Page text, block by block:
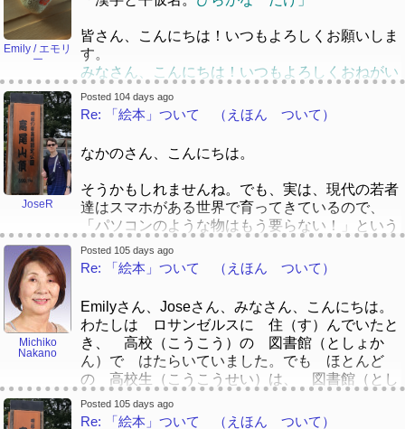
ありがとうございました！エモリーさんも引き続
き本を読んで挑戦しましょう！
が 一番（いちばん） 好（す）きです！
日本（にほん）の 図書館（としょかん）では
働（はたら）いていませんが、 図書館（としょ
かん）には よく 行（い）きました。図書館
（としょかんや 本（ほん）の ある ところ
が 大好（だいす）きです。
Emily / エモリ
ー
皆さん、こんにちは！いつもよろしくお願いしま
す。
みなさん、こんにちは！いつもよろしくおねがい
します。
わたしは ロサンゼルスに 住（す）んで
いたとき、 高校（こうこう）の 図書館（とし
ょかん）で はたらいていました。
中野先生、すごいです！何年ごろでしたか。いま
でロサンゼルス近いうちに住んでいます。七年前
にカリフォルニアに引っ越しました。カリフォル
ニアはどうでしたか。
なかのせんせい、すごいです！なんねんごろ で
すんでいます。ななねん まえに かりふぉるに
あ に ひっこしました。かりふぉるにあは ど
うでしたか。
いままだ、たくさん子どもは乗り物の本を大好き
です。「ふへんのり」ですね～ 😄
いままだ、たくさん こどもは のりもの のほ
JoseR
Posted 104 days ago
Re: 「絵本」ついて （えほん ついて）
なかのさん、こんにちは。
そうかもしれませんね。でも、実は、現代の若者
達はスマホがある世界で育ってきているので、
「パソコンのような物はもう要らない！」という
考えが流行っていると思います。大学を卒業した
頃に、「最近、パソコンを使った事がない入学生
が多くなりましたね」と教授から聞きました。ス
マホだけで色々なことができるようになりました
からかもしれませんね。
平仮名：
そう かもしれません ね。 でも、 じつ
は、げんだい の わかものたち は スマホ
が ある せかい で そだってきている の
Michiko
Nakano
Posted 105 days ago
Re: 「絵本」ついて （えほん ついて）
Emilyさん、Joseさん、みなさん、こんにちは。
わたしは ロサンゼルスに 住（す）んでいたと
き、 高校（こうこう）の 図書館（としょか
ん）で はたらいていました。でも ほとんど
の 高校生（こうこうせい）は、 図書館（とし
ょかん）で 本（ほん）を よまないで、 コン
ピューターを つかっていました。
Posted 105 days ago
Re: 「絵本」ついて （えほん ついて）